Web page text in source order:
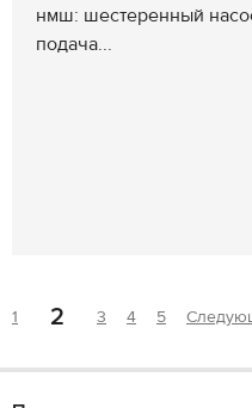
нмш: шестеренный
подача...
1 2 3 4 5